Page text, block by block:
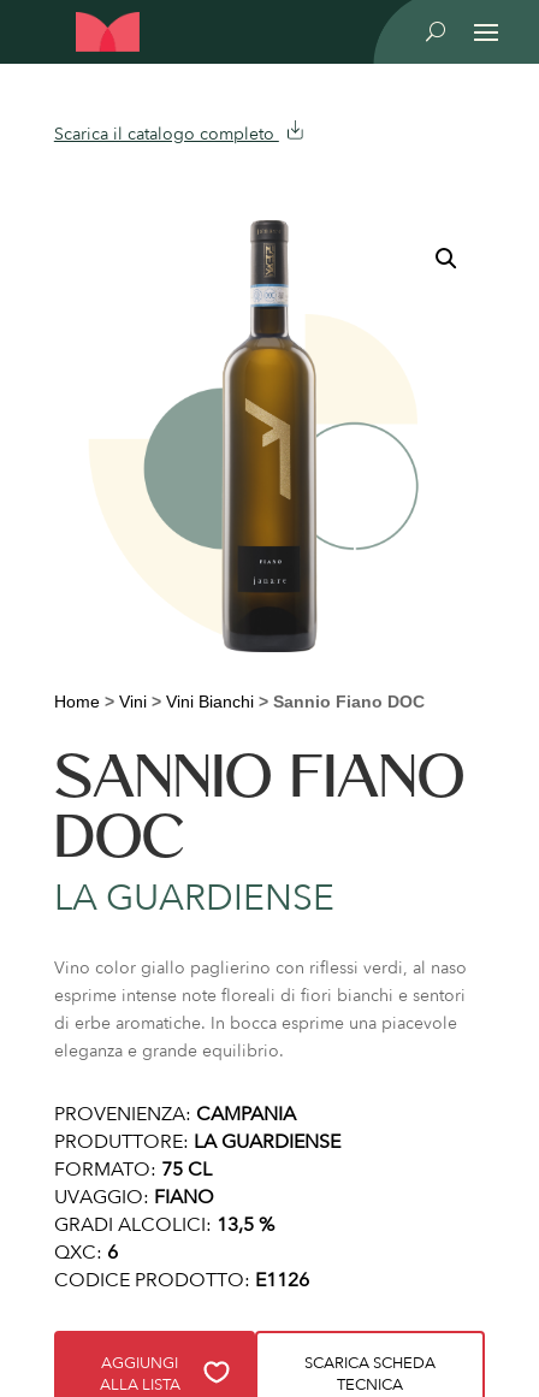
U
Scarica il catalogo completo
Home> Vini> Vini Bianchi> Sannio Fiano DOC
SANNIO FIANO
DOC
LA GUARDIENSE
Vino color giallo paglierino con riflessi verdi, al naso
esprime intense note floreali di fiori bianchi e sentori
di erbe aromatiche. In bocca esprime una piacevole
eleganza e grande equilibrio.
PROVENIENZA: CAMPANIA
PRODUTTORE: LA GUARDIENSE
FORMATO: 75 CL
UVAGGIO: FIANO
GRADI ALCOLICI: 13,5 %
QXC: 6
CODICE PRODOTTO: E1126
AGGIUNGI
ALLA LISTA
SCARICA SCHEDA
TECNICA